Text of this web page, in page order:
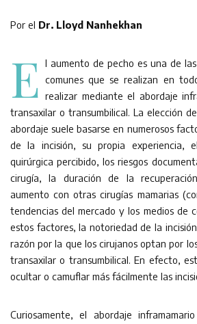
Por el Dr. Lloyd Nanhekhan
E
l aumento de pecho es una de
comunes que se realizan en
realizar mediante el abordaje
transaxilar o transumbilical. La elección
abordaje suele basarse en numerosos
de la incisión, su propia experiencia,
quirúrgica percibido, los riesgos
cirugía, la duración de la
aumento con otras cirugías mamarias
tendencias del mercado y los medios de
estos factores, la notoriedad de la
razón por la que los cirujanos optan por
transaxilar o transumbilical. En efecto,
ocultar o camuflar más fácilmente las
Curiosamente, el abordaje